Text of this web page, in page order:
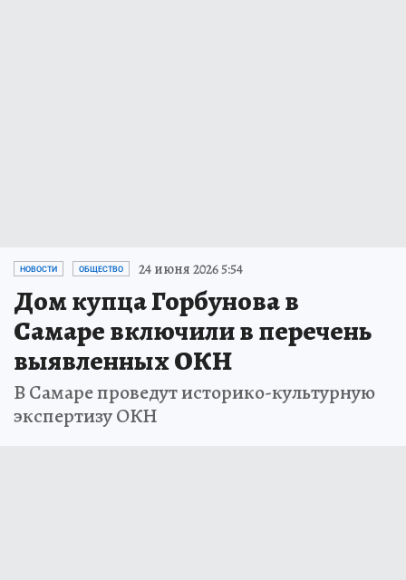
НОВОСТИ ОБЩЕСТВО 24 июня 2026 5:54
Дом купца Горбунова в
Самаре включили в перечень
выявленных ОКН
В Самаре проведут историко-культурную
экспертизу ОКН